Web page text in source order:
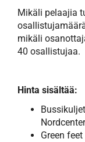
Mikäli pelaajia
mikäli
40 osallistujaa.
Hinta sisältää:
Green